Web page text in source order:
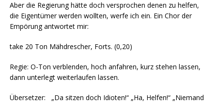
Aber die Regierung hätte doch versprochen denen zu helfen,
die Eigentümer werden wollten, werfe ich ein. Ein Chor der
Empörung antwortet mir:
take 20 Ton Mähdrescher, Forts. (0,20)
Regie: O-Ton verblenden, hoch anfahren, kurz stehen lassen,
dann unterlegt weiterlaufen lassen.
Übersetzer: „Da sitzen doch Idioten!“ „Ha, Helfen!“ „Niemand